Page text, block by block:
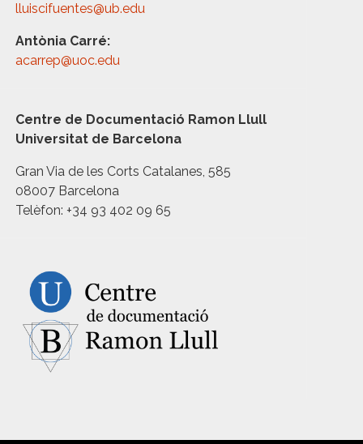
lluiscifuentes@ub.edu
Antònia Carré:
acarrep@uoc.edu
Centre de Documentació Ramon Llull
Universitat de Barcelona
Gran Via de les Corts Catalanes, 585
08007 Barcelona
Telèfon: +34 93 402 09 65